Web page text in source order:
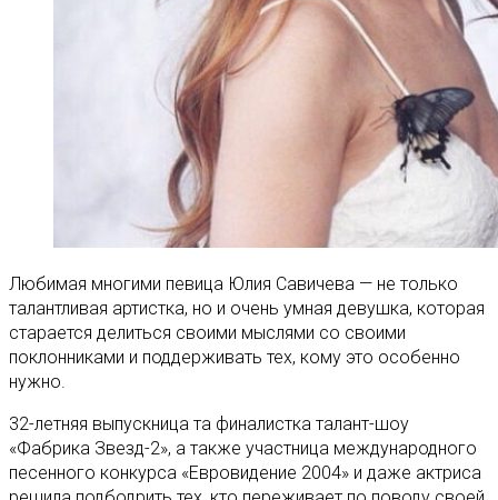
Любимая многими певица Юлия Савичева — не только
талантливая артистка, но и очень умная девушка, которая
старается делиться своими мыслями со своими
поклонниками и поддерживать тех, кому это особенно
нужно.
32-летняя выпускница та финалистка талант-шоу
«Фабрика Звезд-2», а также участница международного
песенного конкурса «Евровидение 2004» и даже актриса